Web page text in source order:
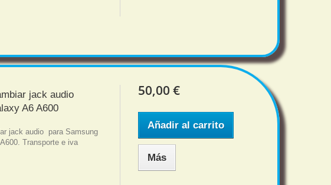
jack audio
A6 A600
jack audio para Samsung
Transporte e iva
50,00 €
Añadir al carrito
Más